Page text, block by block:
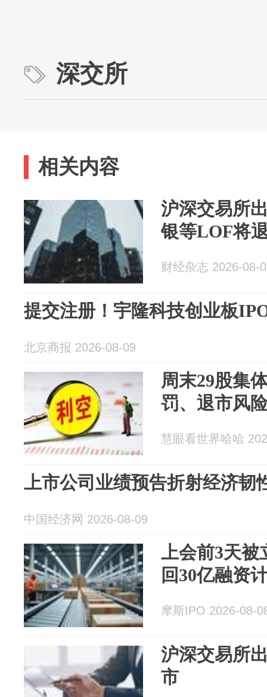
深交所
相关内容
沪深交易所
银等LOF将
财经杂志 2026-08-
提交注册！宇隆科技创业板
北京商报 2026-08-09
周末29股集
罚、退市风
慧眼看世界哈哈
上市公司业绩预告折射经济韧
中国经济网 2026-08-09
上会前3天被
回30亿融资
摩斯IPO 2026-08-
沪深交易所
市